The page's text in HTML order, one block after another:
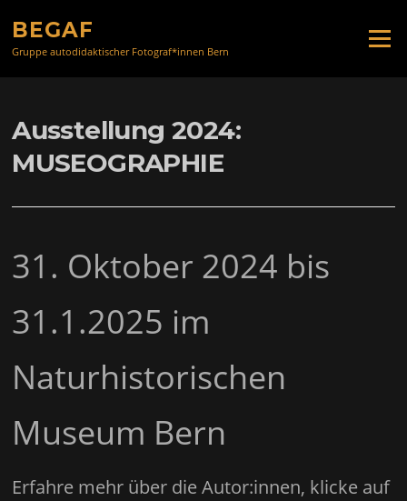
Inhalt
springen
BEGAF
Gruppe autodidaktischer Fotograf*innen Bern
Menü
Ausstellung 2024:
MUSEOGRAPHIE
31. Oktober 2024 bis
31.1.2025 im
Naturhistorischen
Museum Bern
Erfahre mehr über die Autor:innen, klicke auf